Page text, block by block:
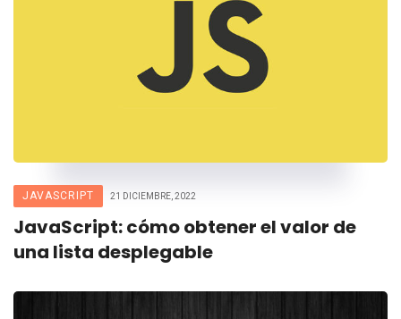
JAVASCRIPT 21 DICIEMBRE, 2022
JavaScript: cómo obtener el valor de
una lista desplegable